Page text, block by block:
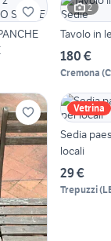
2
Tavolo in
180 €
Cremona (
Vetrina
Sedia
locali
29 €
Trepuzzi(